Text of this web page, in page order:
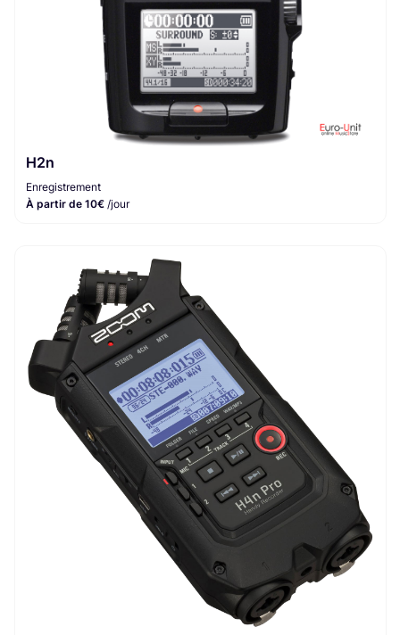
H2n
Enregistrement
À partir de 10€ /jour